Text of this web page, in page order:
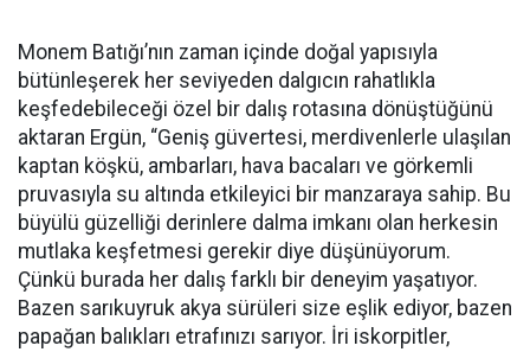
Monem Batığı’nın zaman içinde doğal yapısıyla
bütünleşerek her seviyeden dalgıcın rahatlıkla
keşfedebileceği özel bir dalış rotasına dönüştüğünü
aktaran Ergün, “Geniş güvertesi, merdivenlerle ulaşılan
kaptan köşkü, ambarları, hava bacaları ve görkemli
pruvasıyla su altında etkileyici bir manzaraya sahip. Bu
büyülü güzelliği derinlere dalma imkanı olan herkesin
mutlaka keşfetmesi gerekir diye düşünüyorum.
Çünkü burada her dalış farklı bir deneyim yaşatıyor.
Bazen sarıkuyruk akya sürüleri size eşlik ediyor, bazen
papağan balıkları etrafınızı sarıyor. İri iskorpitler,